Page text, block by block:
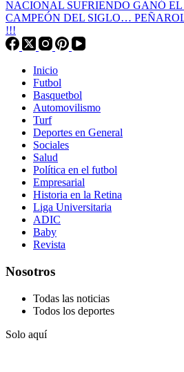
NACIONAL SUFRIENDO GANÓ
CAMPEÓN DEL SIGLO…
!!!
Inicio
Futbol
Basquetbol
Automovilismo
Turf
Deportes en General
Sociales
Salud
Política en el futbol
Empresarial
Historia en la Retina
Liga Universitaria
ADIC
Baby
Revista
Nosotros
Todas las noticias
Todos los deportes
Solo aquí